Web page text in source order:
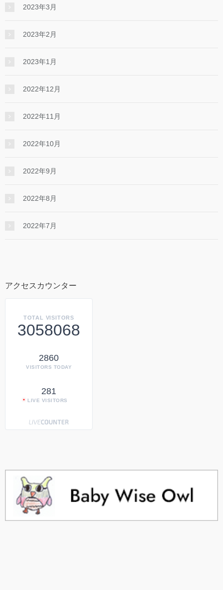
2023年3月
2023年2月
2023年1月
2022年12月
2022年11月
2022年10月
2022年9月
2022年8月
2022年7月
アクセスカウンター
TOTAL VISITORS
3058068
2860
VISITORS TODAY
281
LIVE VISITORS